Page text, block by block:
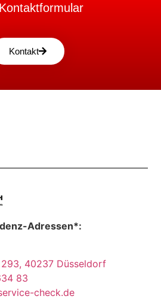
Kontakt
Adressen*:
40237 Düsseldorf
83
check.de